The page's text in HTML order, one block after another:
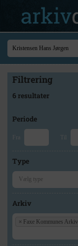
Filtrering
6 resultater
Periode
Fra Til
Type
Arkiv
× Faxe Kommunes